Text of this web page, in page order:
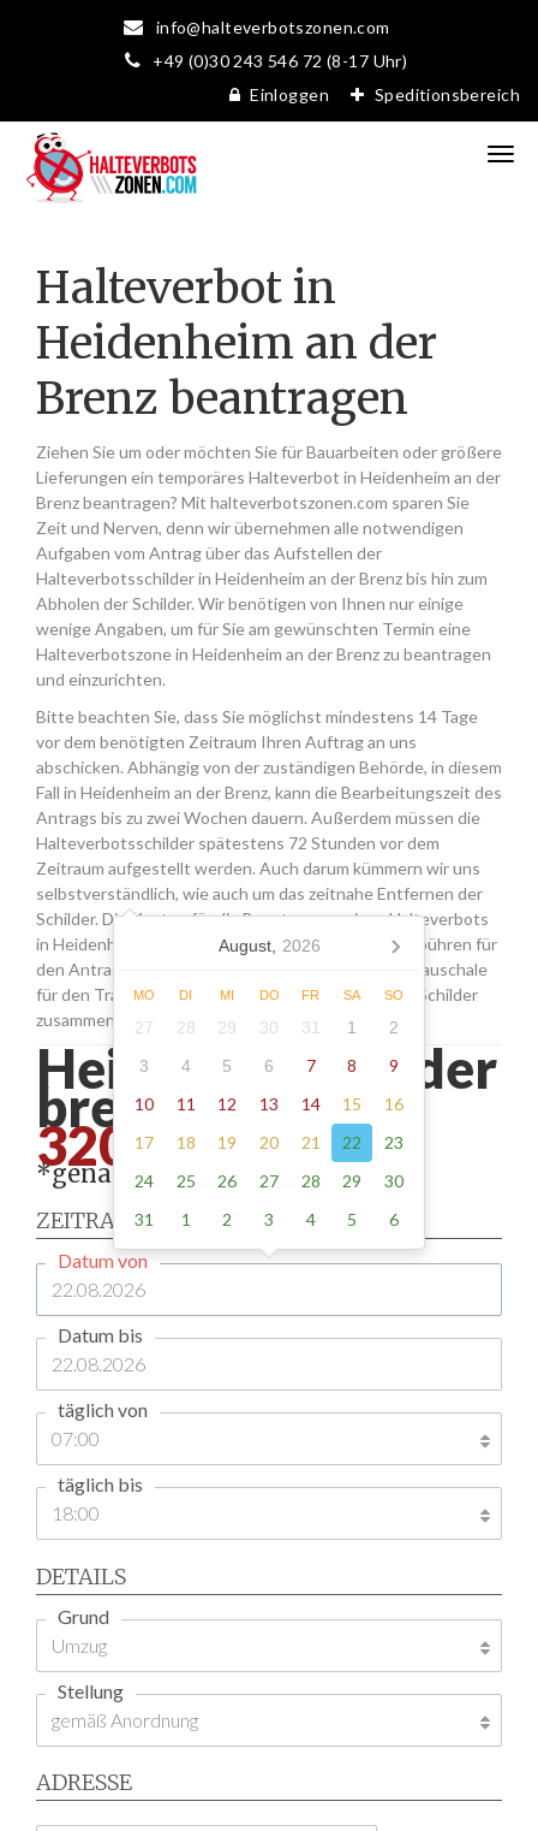
info@halteverbotszonen.com
+49 (0)30 243 546 72 (8-17 Uhr)
Einloggen
Speditionsbereich
Halteverbot in
Heidenheim an der
Brenz beantragen
Ziehen Sie um oder möchten Sie für Bauarbeiten oder größere
Lieferungen ein temporäres Halteverbot in Heidenheim an der
Brenz beantragen? Mit halteverbotszonen.com sparen Sie
Zeit und Nerven, denn wir übernehmen alle notwendigen
Aufgaben vom Antrag über das Aufstellen der
Halteverbotsschilder in Heidenheim an der Brenz bis hin zum
Abholen der Schilder. Wir benötigen von Ihnen nur einige
wenige Angaben, um für Sie am gewünschten Termin eine
Halteverbotszone in Heidenheim an der Brenz zu beantragen
und einzurichten.
Bitte beachten Sie, dass Sie möglichst mindestens 14 Tage
vor dem benötigten Zeitraum Ihren Auftrag an uns
abschicken. Abhängig von der zuständigen Behörde, in diesem
Fall in Heidenheim an der Brenz, kann die Bearbeitungszeit des
Antrags bis zu zwei Wochen dauern. Außerdem müssen die
Halteverbotsschilder spätestens 72 Stunden vor dem
Zeitraum aufgestellt werden. Auch darum kümmern wir uns
selbstverständlich, wie auch um das zeitnahe Entfernen der
Schilder. Die Kosten für die Beantragung eines Halteverbots
in Heidenheim an der Brenz setzen sich aus den Gebühren für
den Antrag, der Miete für die Schilder sowie einer Pauschale
für den Transport, das Aufstellen und Abholen der Schilder
zusammen.
Heidenheim an der
brenz - ab
320.00*
*genaue Adresse erforderlich
ZEITRAUM
Datum von
Datum bis
täglich von
täglich bis
DETAILS
Grund
Stellung
ADRESSE
August, 2026
MO DI MI DO FR SA SO
27 28 29 30 31 1
2
3
4 5 6 7 8
9
10
11 12 13 14 15
16
17
18 19 20 21 22
23
24
25 26 27 28 29
30
31
1 2 3 4 5 6